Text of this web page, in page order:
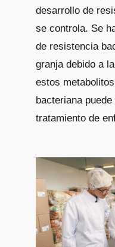
desarrollo de
se controla. Se
de resistencia
granja debido a
estos
bacteriana
tratamiento de